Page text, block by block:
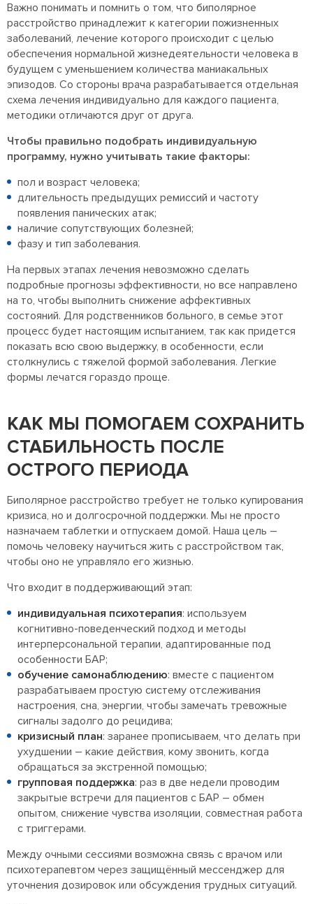
Важно понимать и помнить о том, что биполярное
расстройство принадлежит к категории пожизненных
заболеваний, лечение которого происходит с целью
обеспечения нормальной жизнедеятельности человека в
будущем с уменьшением количества маниакальных
эпизодов. Со стороны врача разрабатывается отдельная
схема лечения индивидуально для каждого пациента,
методики отличаются друг от друга.
Чтобы правильно подобрать индивидуальную
программу, нужно учитывать такие факторы:
пол и возраст человека;
длительность предыдущих ремиссий и частоту
появления панических атак;
наличие сопутствующих болезней;
фазу и тип заболевания.
На первых этапах лечения невозможно сделать
подробные прогнозы эффективности, но все направлено
на то, чтобы выполнить снижение аффективных
состояний. Для родственников больного, в семье этот
процесс будет настоящим испытанием, так как придется
показать всю свою выдержку, в особенности, если
столкнулись с тяжелой формой заболевания. Легкие
формы лечатся гораздо проще.
КАК МЫ ПОМОГАЕМ СОХРАНИТЬ
СТАБИЛЬНОСТЬ ПОСЛЕ
ОСТРОГО ПЕРИОДА
Биполярное расстройство требует не только купирования
кризиса, но и долгосрочной поддержки. Мы не просто
назначаем таблетки и отпускаем домой. Наша цель –
помочь человеку научиться жить с расстройством так,
чтобы оно не управляло его жизнью.
Что входит в поддерживающий этап:
индивидуальная психотерапия: используем
когнитивно-поведенческий подход и методы
интерперсональной терапии, адаптированные под
особенности БАР;
обучение самонаблюдению: вместе с пациентом
разрабатываем простую систему отслеживания
настроения, сна, энергии, чтобы замечать тревожные
сигналы задолго до рецидива;
кризисный план: заранее прописываем, что делать при
ухудшении – какие действия, кому звонить, когда
обращаться за экстренной помощью;
групповая поддержка: раз в две недели проводим
закрытые встречи для пациентов с БАР – обмен
опытом, снижение чувства изоляции, совместная работа
с триггерами.
Между очными сессиями возможна связь с врачом или
психотерапевтом через защищённый мессенджер для
уточнения дозировок или обсуждения трудных ситуаций.